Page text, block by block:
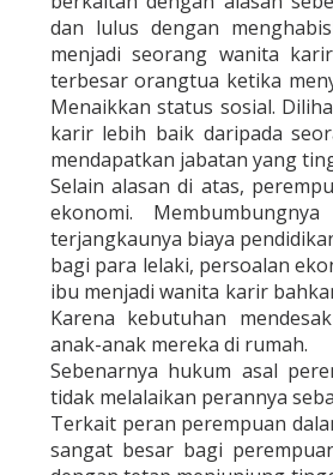
dan lulus dengan
menjadi seorang wanita
terbesar orangtua ketika
Menaikkan status sosial.
karir lebih baik daripada
mendapatkan jabatan yang
Selain alasan di atas,
ekonomi.
terjangkaunya biaya
bagi para lelaki, persoalan
ibu menjadi wanita karir
Karena kebutuhan
anak-anak mereka di rumah.
Sebenarnya hukum asal
tidak melalaikan perannya
Terkait peran perempuan
sangat besar bagi